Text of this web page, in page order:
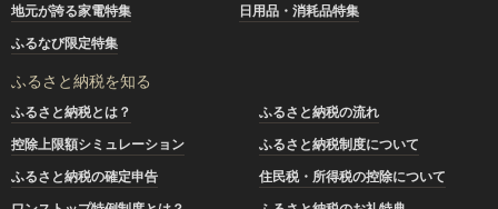
地元が誇る家電特集
日用品・消耗品特集
ふるなび限定特集
ふるさと納税を知る
ふるさと納税とは？
ふるさと納税の流れ
控除上限額シミュレーション
ふるさと納税制度について
ふるさと納税の確定申告
住民税・所得税の控除について